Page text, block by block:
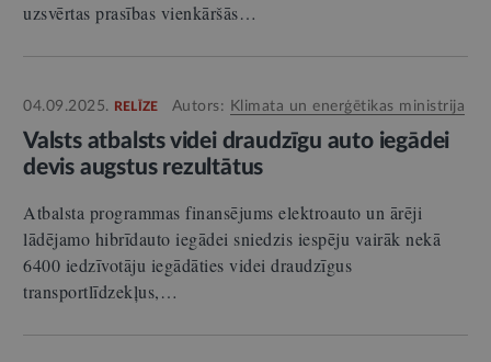
uzsvērtas prasības vienkāršās…
04.09.2025. RELĪZE Autors: Klimata un enerģētikas ministrija
Valsts atbalsts videi draudzīgu auto iegādei
devis augstus rezultātus
Atbalsta programmas finansējums elektroauto un ārēji
lādējamo hibrīdauto iegādei sniedzis iespēju vairāk nekā
6400 iedzīvotāju iegādāties videi draudzīgus
transportlīdzekļus,…